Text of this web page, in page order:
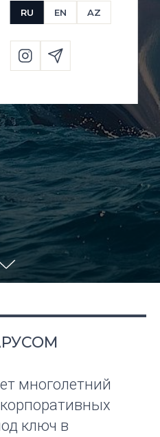
RU EN AZ
БРИФ
многолетний
ключ в